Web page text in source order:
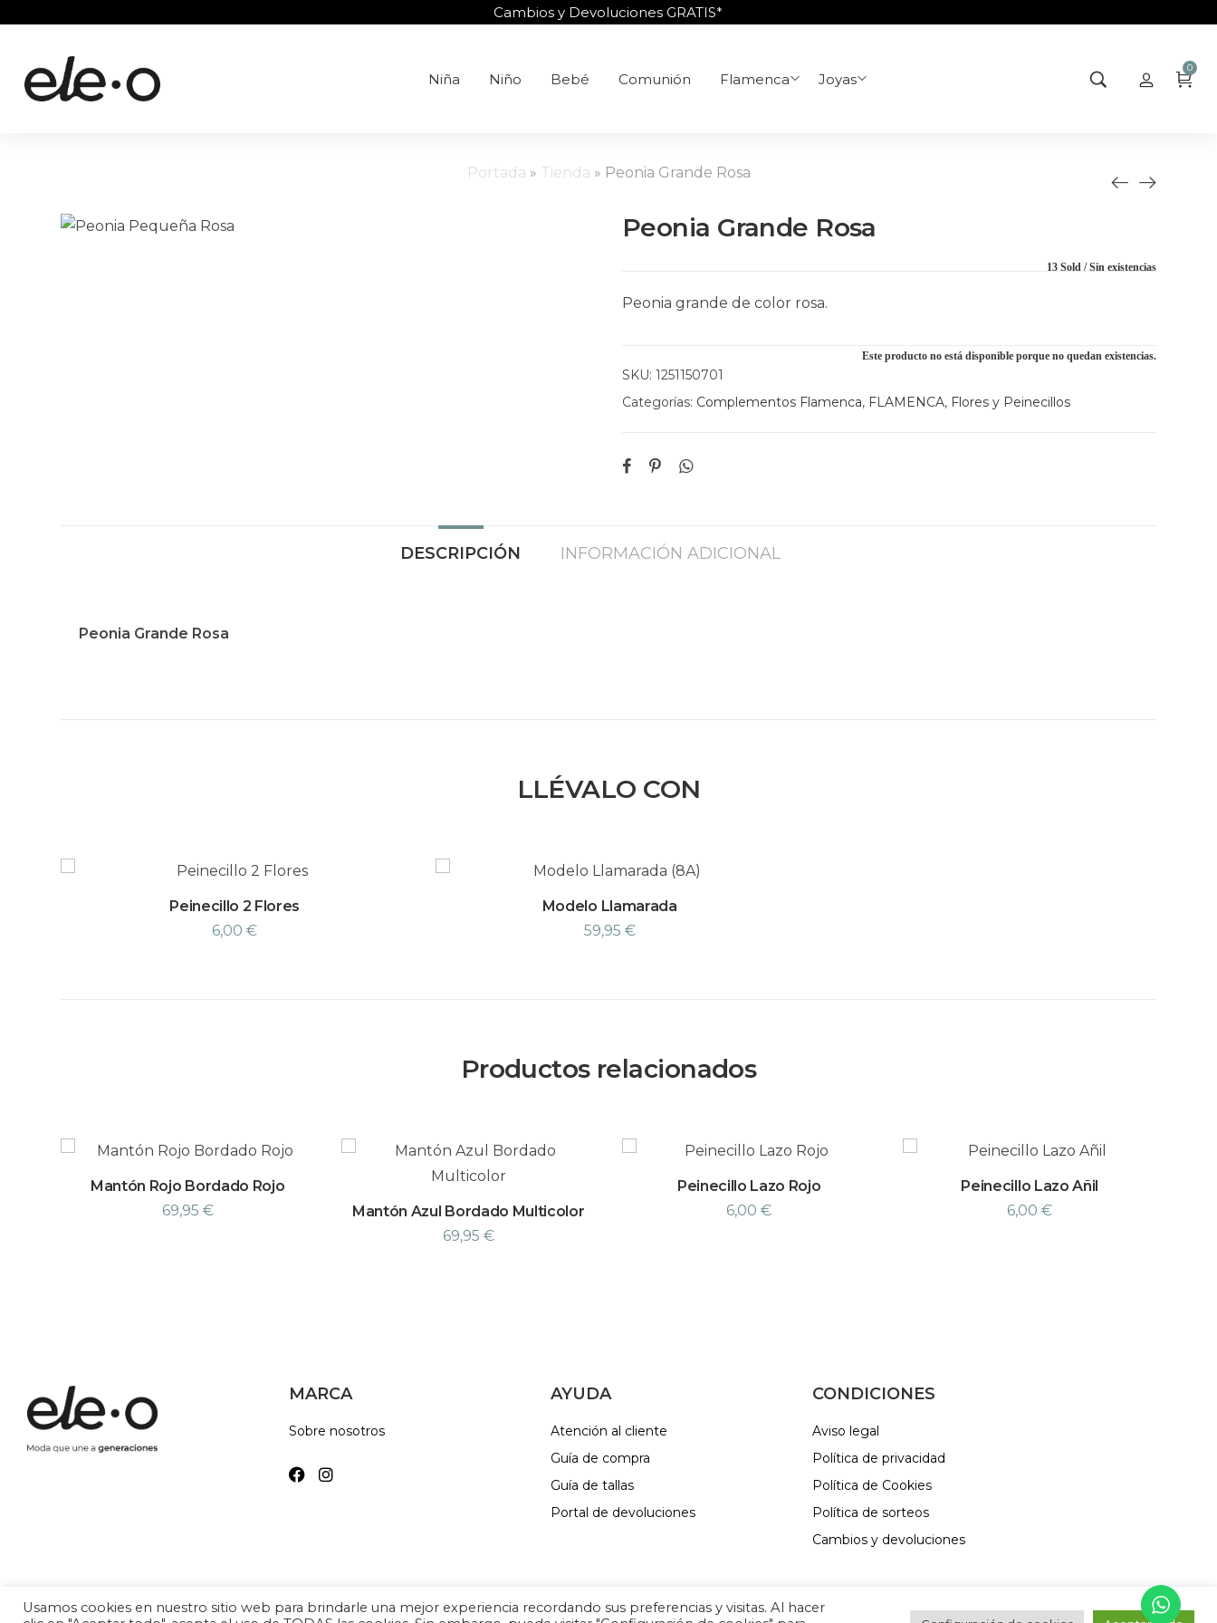
Cambios y Devoluciones GRATIS*
Niña Niño Bebé Comunión Flamenca Joyas
0
Portada » Tienda » Peonia Grande Rosa
Peonia Grande Rosa
13 Sold Sin existencias
Peonia grande de color rosa.
Este producto no está disponible porque no quedan existencias.
SKU: 1251150701
Categorías: Complementos Flamenca, FLAMENCA, Flores y Peinecillos
DESCRIPCIÓN INFORMACIÓN ADICIONAL
Peonia Grande Rosa
LLÉVALO CON
Peinecillo 2 Flores
6,00€
Modelo Llamarada
59,95 €
Productos relacionados
Mantón Rojo Bordado Rojo
69,95 €
Mantón Azul Bordado Multicolor
69,95 €
Peinecillo Lazo Rojo
6,00€
Peinecillo Lazo Añil
6,00€
MARCA
Sobre nosotros
AYUDA
Atención al cliente
Guía de compra
Guía de tallas
Portal de devoluciones
CONDICIONES
Aviso legal
Política de privacidad
Política de Cookies
Política de sorteos
Cambios y devoluciones
Usamos cookies en nuestro sitio web para brindarle una mejor experiencia recordando sus preferencias y visitas. Al hacer